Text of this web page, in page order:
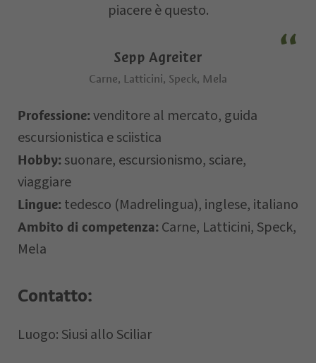
piacere è questo.
Sepp Agreiter
Carne, Latticini, Speck, Mela
Professione:venditore al mercato, guida
escursionistica e sciistica
Hobby: suonare, escursionismo, sciare,
viaggiare
Lingue: tedesco (Madrelingua), inglese, italiano
Ambito di competenza: Carne, Latticini, Speck,
Mela
Contatto:
Luogo: Siusi allo Sciliar
E-mail
Data della
richiesta